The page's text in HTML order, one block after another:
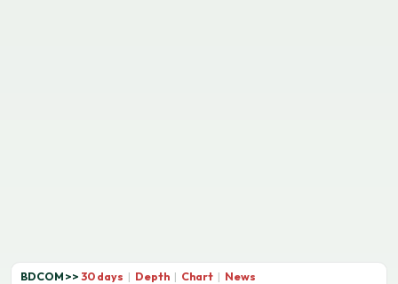
BDCOM >> 30 days | Depth | Chart | News